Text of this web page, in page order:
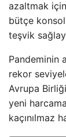
azaltmak
bütçe
teşvik
Pandeminin
rekor
Avrupa
yeni
kaçınılmaz